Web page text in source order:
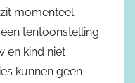
momenteel
tentoonstelling
en kind niet
kunnen geen